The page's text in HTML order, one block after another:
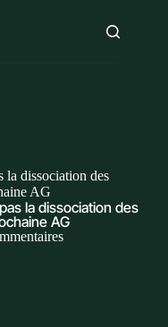
la dissociation des
AG
la dissociation des
AG